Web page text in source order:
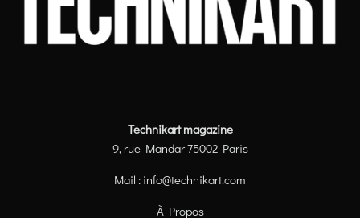
Technikart magazine
9, rue Mandar 75002 Paris
Mail : info@technikart.com
À Propos